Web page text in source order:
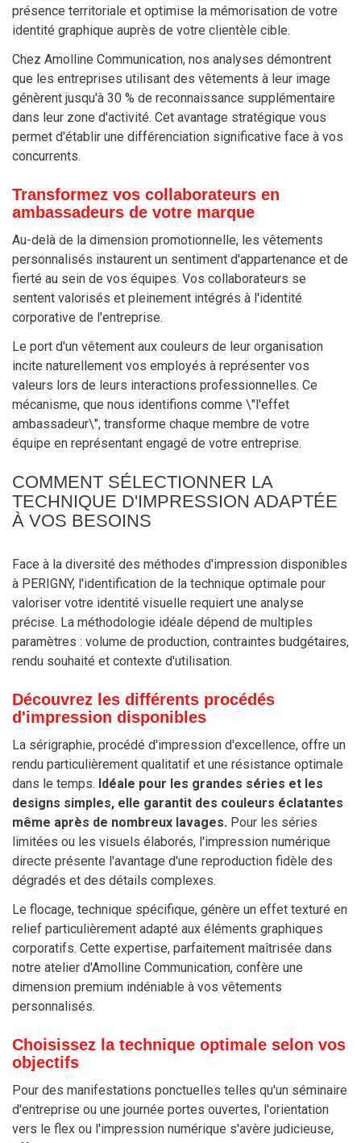
présence territoriale et optimise la mémorisation de votre
identité graphique auprès de votre clientèle cible.
Chez Amolline Communication, nos analyses démontrent
que les entreprises utilisant des vêtements à leur image
génèrent jusqu'à 30 % de reconnaissance supplémentaire
dans leur zone d'activité. Cet avantage stratégique vous
permet d'établir une différenciation significative face à vos
concurrents.
Transformez vos collaborateurs en
ambassadeurs de votre marque
Au-delà de la dimension promotionnelle, les vêtements
personnalisés instaurent un sentiment d'appartenance et de
fierté au sein de vos équipes. Vos collaborateurs se
sentent valorisés et pleinement intégrés à l'identité
corporative de l'entreprise.
Le port d'un vêtement aux couleurs de leur organisation
incite naturellement vos employés à représenter vos
valeurs lors de leurs interactions professionnelles. Ce
mécanisme, que nous identifions comme \"l'effet
ambassadeur\", transforme chaque membre de votre
équipe en représentant engagé de votre entreprise.
COMMENT SÉLECTIONNER LA
TECHNIQUE D'IMPRESSION ADAPTÉE
À VOS BESOINS
Face à la diversité des méthodes d'impression disponibles
à PERIGNY, l'identification de la technique optimale pour
valoriser votre identité visuelle requiert une analyse
précise. La méthodologie idéale dépend de multiples
paramètres : volume de production, contraintes budgétaires,
rendu souhaité et contexte d'utilisation.
Découvrez les différents procédés
d'impression disponibles
La sérigraphie, procédé d'impression d'excellence, offre un
rendu particulièrement qualitatif et une résistance optimale
dans le temps. Idéale pour les grandes séries et les
designs simples, elle garantit des couleurs éclatantes
même après de nombreux lavages. Pour les séries
limitées ou les visuels élaborés, l'impression numérique
directe présente l'avantage d'une reproduction fidèle des
dégradés et des détails complexes.
Le flocage, technique spécifique, génère un effet texturé en
relief particulièrement adapté aux éléments graphiques
corporatifs. Cette expertise, parfaitement maîtrisée dans
notre atelier d'Amolline Communication, confère une
dimension premium indéniable à vos vêtements
personnalisés.
Choisissez la technique optimale selon vos
objectifs
Pour des manifestations ponctuelles telles qu'un séminaire
d'entreprise ou une journée portes ouvertes, l'orientation
vers le flex ou l'impression numérique s'avère judicieuse,